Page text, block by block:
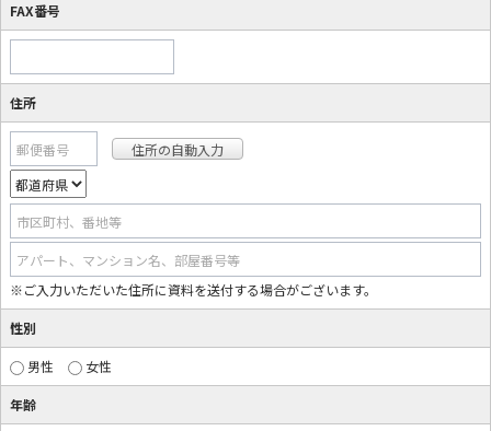
FAX番号
住所
郵便番号
市区町村、番地等
アパート、マンション名、部屋番号等
※ご入力いただいた住所に資料を送付する場合がございます。
性別
男性 女性
年齢